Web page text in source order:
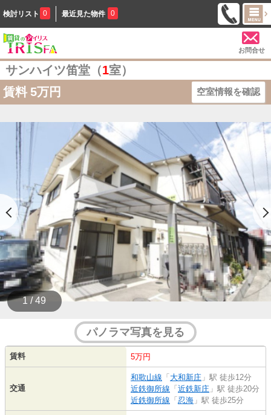
検討リスト 0 最近見た物件 0
お問合せ
サンハイツ笛堂（1室）
賃料 5万円 空室情報を確認
1 / 49
パノラマ写真を見る
賃料 5万円
交通
和歌山線 「 大和新庄 」駅 徒歩12分
近鉄御所線 「 近鉄新庄 」駅 徒歩20分
近鉄御所線 「 忍海 」駅 徒歩25分